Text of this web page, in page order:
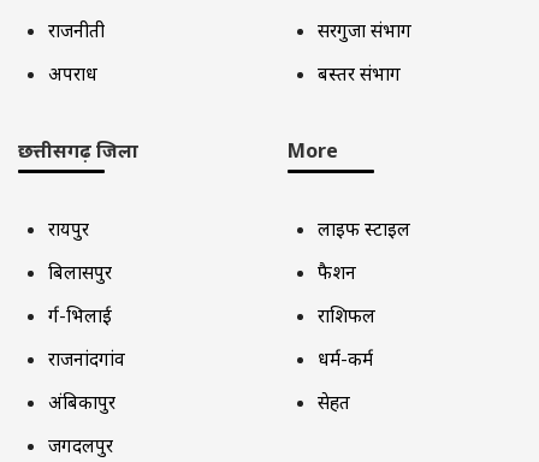
राजनीती
अपराध
सरगुजा संभाग
बस्तर संभाग
छत्तीसगढ़ जिला
रायपुर
बिलासपुर
दुर्ग-भिलाई
राजनांदगांव
अंबिकापुर
जगदलपुर
More
लाइफ स्टाइल
फैशन
राशिफल
धर्म-कर्म
सेहत